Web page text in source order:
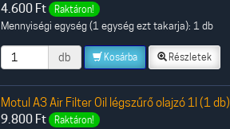
4.600 Ft Raktáron!
Mennyiségi egység (1 egység ezt takarja): 1 db
db Kosárba Részletek
Motul A3 Air Filter Oil légszűrő olajzó 1l (1 db)
9.800 Ft Raktáron!